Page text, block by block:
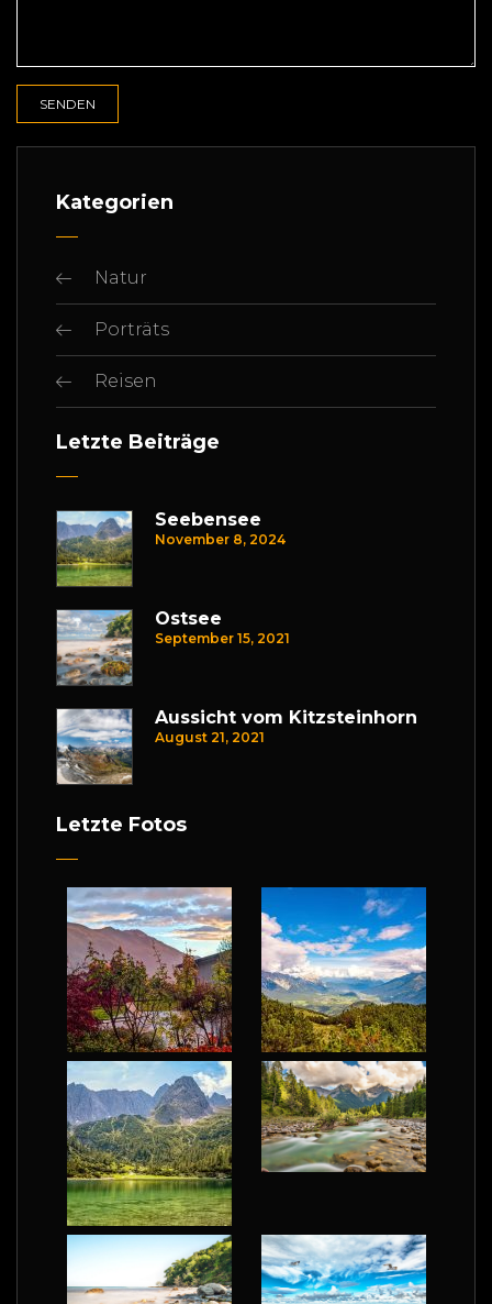
Kategorien
Natur
Porträts
Reisen
Letzte Beiträge
Seebensee
November 8, 2024
Ostsee
September 15, 2021
Aussicht vom Kitzsteinhorn
August 21, 2021
Letzte Fotos